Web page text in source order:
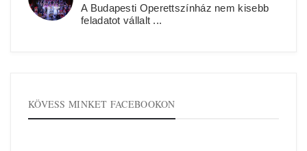
A Budapesti Operettszínház nem kisebb
feladatot vállalt ...
KÖVESS MINKET FACEBOOKON